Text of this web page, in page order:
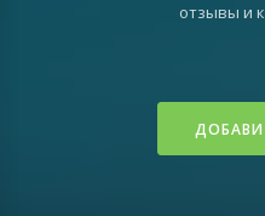
отзывы и